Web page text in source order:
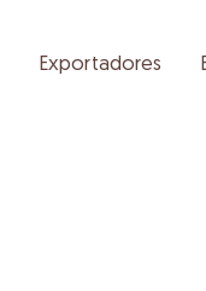
Exportadores